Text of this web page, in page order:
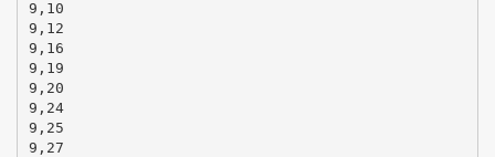
9,10
9,12
9,16
9,19
9,20
9,24
9,25
9,27